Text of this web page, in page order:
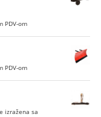
PDV-om
PDV-om
izražena sa